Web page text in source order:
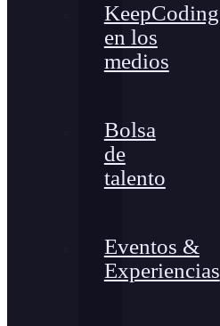
KeepCoding
en los
medios
Bolsa
de
talento
Eventos &
Experiencias